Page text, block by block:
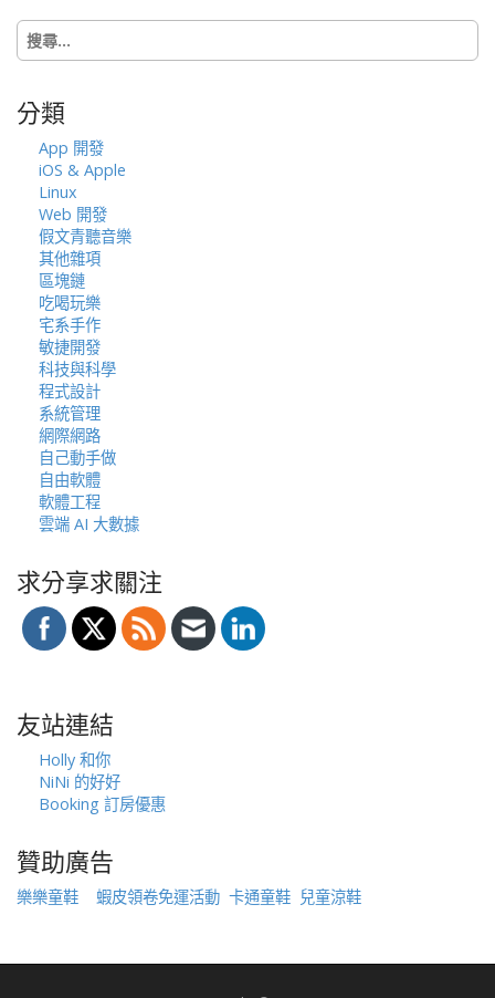
i
o
n
搜
尋
字:
分類
App 開發
iOS & Apple
Linux
Web 開發
假文青聽音樂
其他雜項
區塊鏈
吃喝玩樂
宅系手作
敏捷開發
科技與科學
程式設計
系統管理
網際網路
自己動手做
自由軟體
軟體工程
雲端 AI 大數據
求分享求關注
友站連結
Holly 和你
NiNi 的好好
Booking 訂房優惠
贊助廣告
樂樂童鞋 蝦皮領卷免運活動 卡通童鞋 兒童涼鞋